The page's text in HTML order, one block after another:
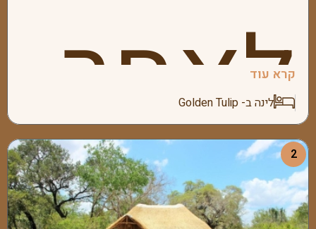
לאחר
קרא עוד
לינה ב- Golden Tulip
2